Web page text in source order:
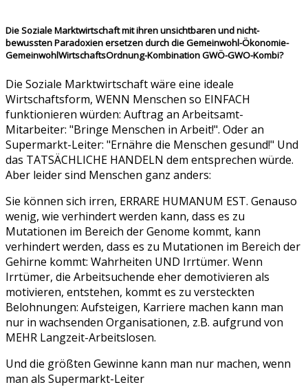
Die Soziale Marktwirtschaft mit ihren unsichtbaren und nicht-
bewussten Paradoxien ersetzen durch die Gemeinwohl-Ökonomie-
GemeinwohlWirtschaftsOrdnung-Kombination GWÖ-GWO-Kombi?
Die Soziale Marktwirtschaft wäre eine ideale
Wirtschaftsform, WENN Menschen so EINFACH
funktionieren würden: Auftrag an Arbeitsamt-
Mitarbeiter: "Bringe Menschen in Arbeit!". Oder an
Supermarkt-Leiter: "Ernähre die Menschen gesund!" Und
das TATSÄCHLICHE HANDELN dem entsprechen würde.
Aber leider sind Menschen ganz anders:
Sie können sich irren, ERRARE HUMANUM EST. Genauso
wenig, wie verhindert werden kann, dass es zu
Mutationen im Bereich der Genome kommt, kann
verhindert werden, dass es zu Mutationen im Bereich der
Gehirne kommt: Wahrheiten UND Irrtümer. Wenn
Irrtümer, die Arbeitsuchende eher demotivieren als
motivieren, entstehen, kommt es zu versteckten
Belohnungen: Aufsteigen, Karriere machen kann man
nur in wachsenden Organisationen, z.B. aufgrund von
MEHR Langzeit-Arbeitslosen.
Und die größten Gewinne kann man nur machen, wenn
man als Supermarkt-Leiter